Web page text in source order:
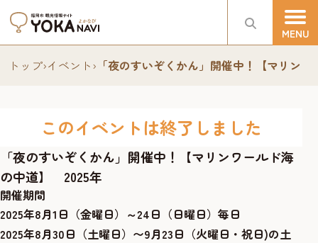
トップ›イベント› 「夜のすいぞくかん」開催中！【マリン
このイベントは終了しました
「夜のすいぞくかん」開催中！【マリンワールド海
の中道】 2025年
開催期間
2025年8月1日（金曜日）～24日（日曜日）毎日
2025年8月30日（土曜日）〜9月23日（火曜日・祝日)の土